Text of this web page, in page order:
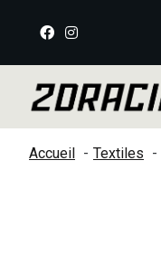
Accueil Textiles